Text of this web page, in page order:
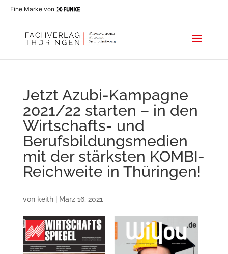
Eine Marke von
Jetzt Azubi-Kampagne
2021/22 starten – in den
Wirtschafts- und
Berufsbildungsmedien
mit der stärksten KOMBI-
Reichweite in Thüringen!
von keith| März 16, 2021